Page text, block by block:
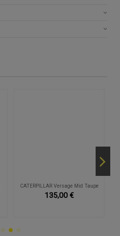
CATERPILLAR Versage Mid Taupe
135,00 €